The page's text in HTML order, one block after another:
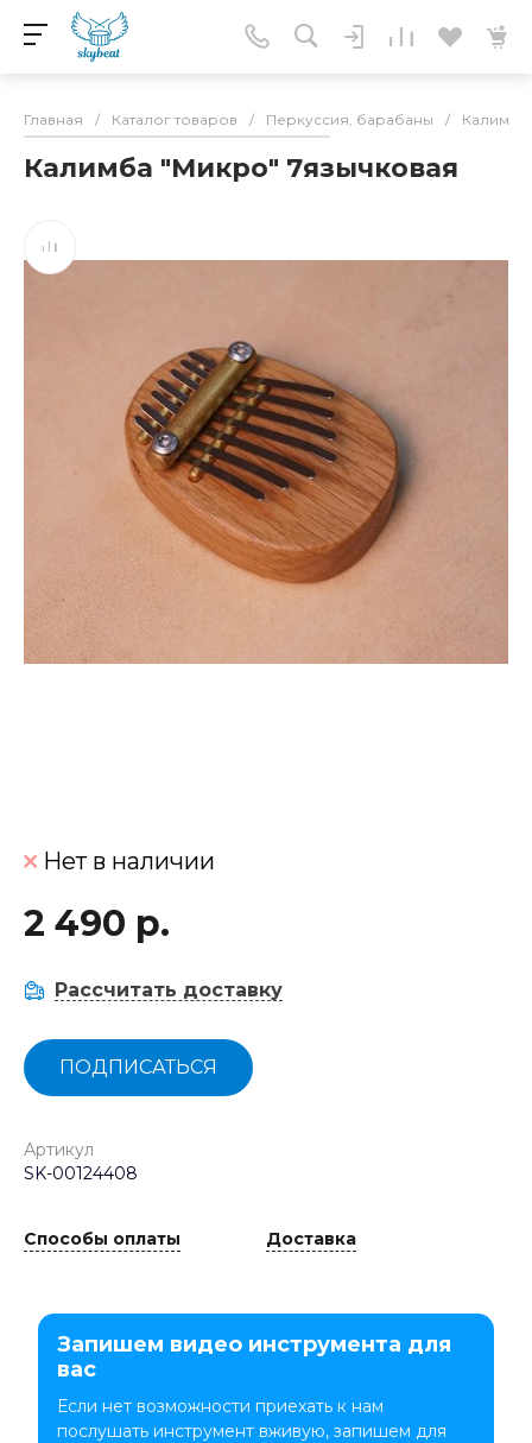
Главная / Каталог товаров / Перкуссия, барабаны / Калимбы
Калимба "Микро" 7язычковая
Нет в наличии
2 490 р.
Рассчитать доставку
ПОДПИСАТЬСЯ
Артикул
SK-00124408
Способы оплаты Доставка
Запишем видео инструмента для
вас
Если нет возможности приехать к нам
послушать инструмент вживую, запишем для